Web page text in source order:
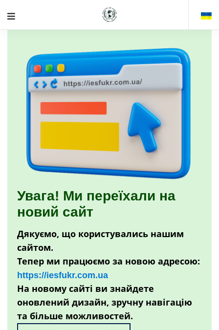
Увага! Ми переїхали на
новий сайт
Дякуємо, що користувались нашим
сайтом.
Тепер ми працюємо за новою адресою:
https://iesfukr.com.ua
На новому сайті ви знайдете
оновлений дизайн, зручну навігацію
та більше можливостей.